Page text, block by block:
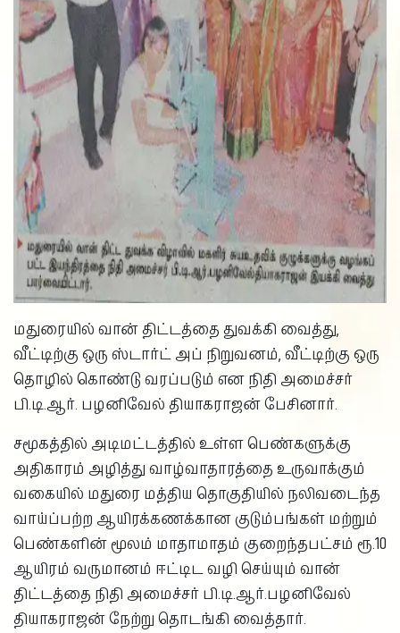
மதுரையில் வான் திட்டத்தை துவக்கி வைத்து,
வீட்டிற்கு ஒரு ஸ்டார்ட் அப் நிறுவனம், வீட்டிற்கு ஒரு
தொழில் கொண்டு வரப்படும் என நிதி அமைச்சர்
பி.டி.ஆர். பழனிவேல் தியாகராஜன் பேசினார்.
சமூகத்தில் அடிமட்டத்தில் உள்ள பெண்களுக்கு
அதிகாரம் அழித்து வாழ்வாதாரத்தை உருவாக்கும்
வகையில் மதுரை மத்திய தொகுதியில் நலிவடைந்த
வாய்ப்பற்ற ஆயிரக்கணக்கான குடும்பங்கள் மற்றும்
பெண்களின் மூலம் மாதாமாதம் குறைந்தபட்சம் ரூ.10
ஆயிரம் வருமானம் ஈட்டிட வழி செய்யும் வான்
திட்டத்தை நிதி அமைச்சர் பி.டி.ஆர்.பழனிவேல்
தியாகராஜன் நேற்று தொடங்கி வைத்தார்.